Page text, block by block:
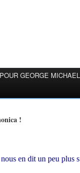
GEORGE MICHAEL
!
en dit un peu plus